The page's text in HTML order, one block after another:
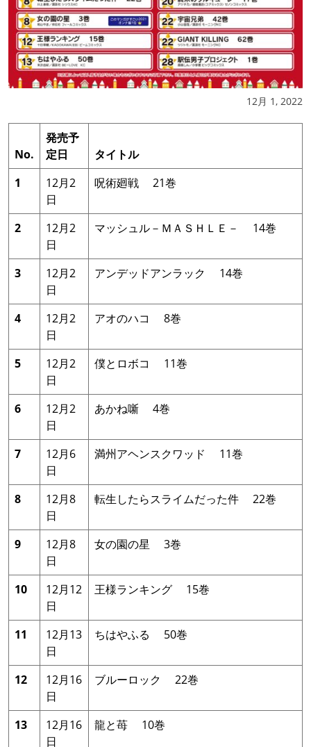
12月 1, 2022
No.
発売予
定日
タイトル
1
12月2
日
呪術廻戦 21巻
2
12月2
日
マッシュル－ＭＡＳＨＬＥ－ 14巻
3
12月2
日
アンデッドアンラック 14巻
4
12月2
日
アオのハコ 8巻
5
12月2
日
僕とロボコ 11巻
6
12月2
日
あかね噺 4巻
7
12月6
日
満州アヘンスクワッド 11巻
8
12月8
日
転生したらスライムだった件 22巻
9
12月8
日
女の園の星 3巻
10
12月12
日
王様ランキング 15巻
11
12月13
日
ちはやふる 50巻
12
12月16
日
ブルーロック 22巻
13
12月16
日
龍と苺 10巻